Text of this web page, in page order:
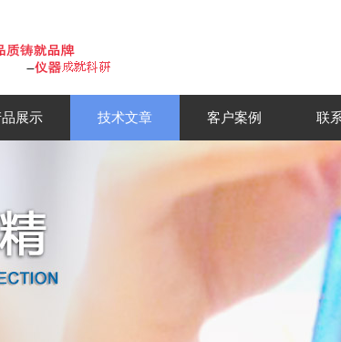
品展示 技术文章 客户案例 联